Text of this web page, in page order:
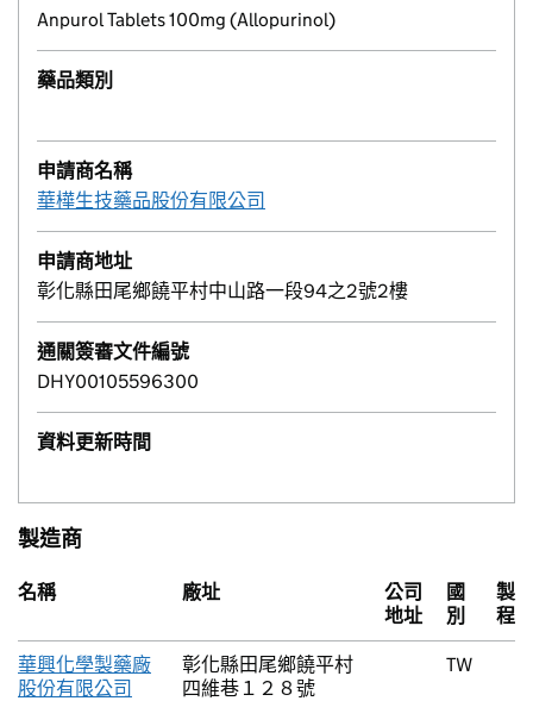
Anpurol Tablets 100mg (Allopurinol)
藥品類別
申請商名稱
華樺生技藥品股份有限公司
申請商地址
彰化縣田尾鄉饒平村中山路一段94之2號2樓
通關簽審文件編號
DHY00105596300
資料更新時間
製造商
名稱 廠址
公司
地址
國
別
製
程
華興化學製藥廠
股份有限公司
彰化縣田尾鄉饒平村
四維巷１２８號
TW